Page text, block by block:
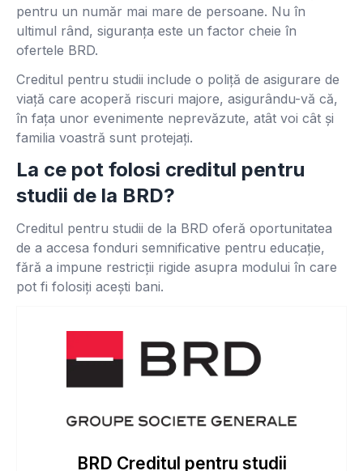
pentru un număr mai mare de persoane. Nu în
ultimul rând, siguranța este un factor cheie în
ofertele BRD.
Creditul pentru studii include o poliță de asigurare de
viață care acoperă riscuri majore, asigurându-vă că,
în fața unor evenimente neprevăzute, atât voi cât și
familia voastră sunt protejați.
La ce pot folosi creditul pentru
studii de la BRD?
Creditul pentru studii de la BRD oferă oportunitatea
de a accesa fonduri semnificative pentru educație,
fără a impune restricții rigide asupra modului în care
pot fi folosiți acești bani.
BRD Creditul pentru studii